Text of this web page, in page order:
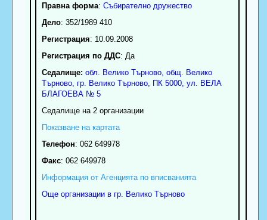
Правна форма: Събирателно дружество
Дело: 352/1989 410
Регистрация: 10.09.2008
Регистрация по ДДС: Да
Седалище: обл. Велико Търново, общ. Велико
Търново, гр. Велико Търново, ПК 5000, ул. ВЕЛА
БЛАГОЕВА № 5
Седалище на 2 организации
Показване на картата
Телефон: 062 649978
Факс: 062 649978
Информация от Агенцията по вписванията
Още организации в гр. Велико Търново